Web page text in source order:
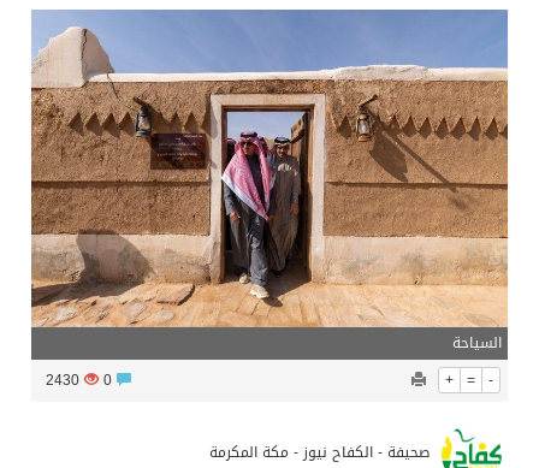
تشغيل قطاري 809 / 810 علي خط( شربين / قلين ) بكامل بجمهورية مصر العربيةجداولها خلال يومي 6 – 7 أغسطس الجاري
مركز الملك سلمان للإغاثة يضع حجر الأساس لمشروع بناء وإعادة تأهيل 13 مدرسة في محافظتي لحج والضالع
نادي سباقات الخيل يوقّع اتفاقية رعاية مع تطبيق ميدان
الهولندي مارينو بوستش يخلف يايسله في تدريب الاهلي
السياحة
+ = -
2430
صحيفة - الكفاح نيوز - مكة المكرمة